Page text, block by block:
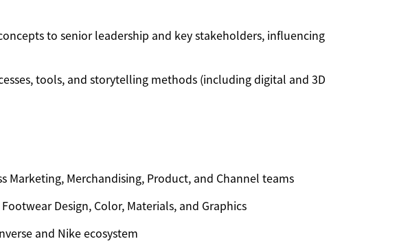
to senior leadership and key stakeholders, influencing
tools, and storytelling methods (including digital and 3D
Marketing, Merchandising, Product, and Channel teams
Design, Color, Materials, and Graphics
and Nike ecosystem